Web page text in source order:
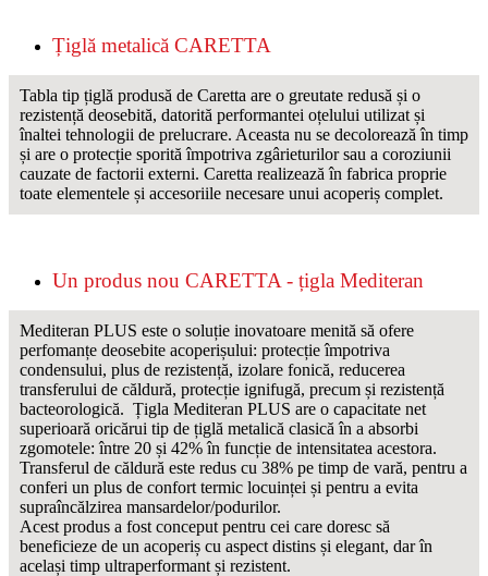
Țiglă metalică CARETTA
Tabla tip țiglă produsă de Caretta are o greutate redusă și o
rezistență deosebită, datorită performantei oțelului utilizat și
înaltei tehnologii de prelucrare. Aceasta nu se decolorează în timp
și are o protecție sporită împotriva zgârieturilor sau a coroziunii
cauzate de factorii externi. Caretta realizează în fabrica proprie
toate elementele și accesoriile necesare unui acoperiș complet.
Un produs nou CARETTA - țigla Mediteran
Mediteran PLUS este o soluție inovatoare menită să ofere
perfomanțe deosebite acoperișului: protecție împotriva
condensului, plus de rezistență, izolare fonică, reducerea
transferului de căldură, protecție ignifugă, precum și rezistență
bacteorologică. Țigla Mediteran PLUS are o capacitate net
superioară oricărui tip de țiglă metalică clasică în a absorbi
zgomotele: între 20 și 42% în funcție de intensitatea acestora.
Transferul de căldură este redus cu 38% pe timp de vară, pentru a
conferi un plus de confort termic locuinței și pentru a evita
supraîncălzirea mansardelor/podurilor.
Acest produs a fost conceput pentru cei care doresc să
beneficieze de un acoperiș cu aspect distins și elegant, dar în
același timp ultraperformant și rezistent.